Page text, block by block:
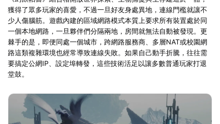
獲得了眾多玩家的喜愛，不過一旦好友身處異地，連線門檻就讓不
少人傷腦筋。遊戲內建的區域網路模式本質上要求所有裝置處於同
一個本地網路，一旦夥伴們分隔兩地，房間就無法自動被發現。更
棘手的是，即便同處一個城市，跨網路服務商、多層NAT或校園網
路這類複雜環境也經常導致連線失敗。如果自己動手折騰，往往需
要搞定公網IP、設定埠轉發，這些技術活足以讓多數普通玩家打退
堂鼓。